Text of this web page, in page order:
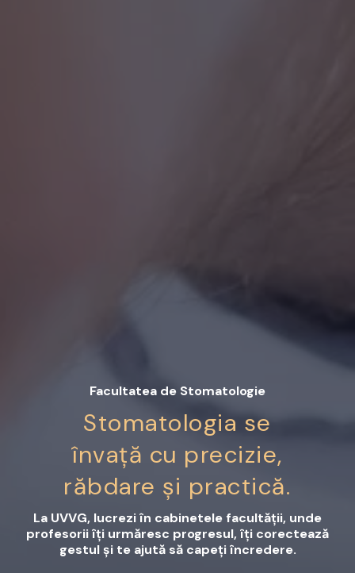
Facultatea de Stomatologie
Stomatologia se
învață cu precizie,
răbdare și practică.
La UVVG, lucrezi în cabinetele facultății, unde
profesorii îți urmăresc progresul, îți corectează
gestul și te ajută să capeți încredere.